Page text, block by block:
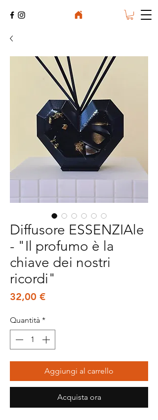
Diffusore ESSENZIAle
- "Il profumo è la
chiave dei nostri
ricordi"
32,00 €Prezzo
Quantità *
Aggiungi al carrello
Acquista ora